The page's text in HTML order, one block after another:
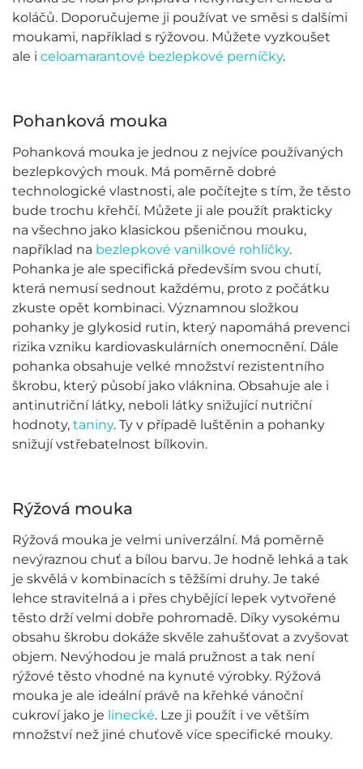
koláčů. Doporučujeme ji používat ve směsi s dalšími
moukami, například s rýžovou. Můžete vyzkoušet
ale i celoamarantové bezlepkové perníčky.
Pohanková mouka
Pohanková mouka je jednou z nejvíce používaných
bezlepkových mouk. Má poměrně dobré
technologické vlastnosti, ale počítejte s tím, že těsto
bude trochu křehčí. Můžete ji ale použít prakticky
na všechno jako klasickou pšeničnou mouku,
například na bezlepkové vanilkové rohlíčky.
Pohanka je ale specifická především svou chutí,
která nemusí sednout každému, proto z počátku
zkuste opět kombinaci. Významnou složkou
pohanky je glykosid rutin, který napomáhá prevenci
rizika vzniku kardiovaskulárních onemocnění. Dále
pohanka obsahuje velké množství rezistentního
škrobu, který působí jako vláknina. Obsahuje ale i
antinutriční látky, neboli látky snižující nutriční
hodnoty, taniny. Ty v případě luštěnin a pohanky
snižují vstřebatelnost bílkovin.
Rýžová mouka
Rýžová mouka je velmi univerzální. Má poměrně
nevýraznou chuť a bílou barvu. Je hodně lehká a tak
je skvělá v kombinacích s těžšími druhy. Je také
lehce stravitelná a i přes chybějící lepek vytvořené
těsto drží velmi dobře pohromadě. Díky vysokému
obsahu škrobu dokáže skvěle zahušťovat a zvyšovat
objem. Nevýhodou je malá pružnost a tak není
rýžové těsto vhodné na kynuté výrobky. Rýžová
mouka je ale ideální právě na křehké vánoční
cukroví jako je linecké. Lze ji použít i ve větším
množství než jiné chuťově více specifické mouky.